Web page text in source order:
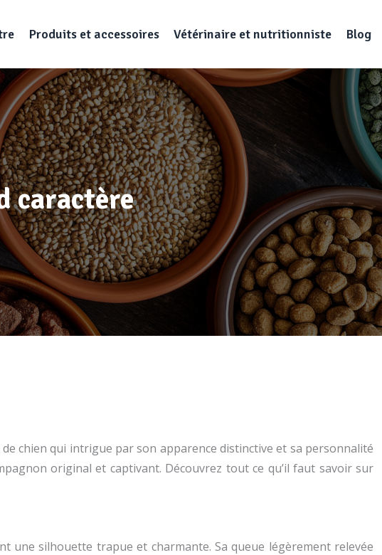
Produits et accessoires Vétérinaire et nutritionniste Blog
caractère
chien qui intrigue par son apparence distinctive et sa personnalité
original et captivant. Découvrez tout ce qu’il faut savoir sur
une silhouette trapue et charmante. Sa queue légèrement relevée